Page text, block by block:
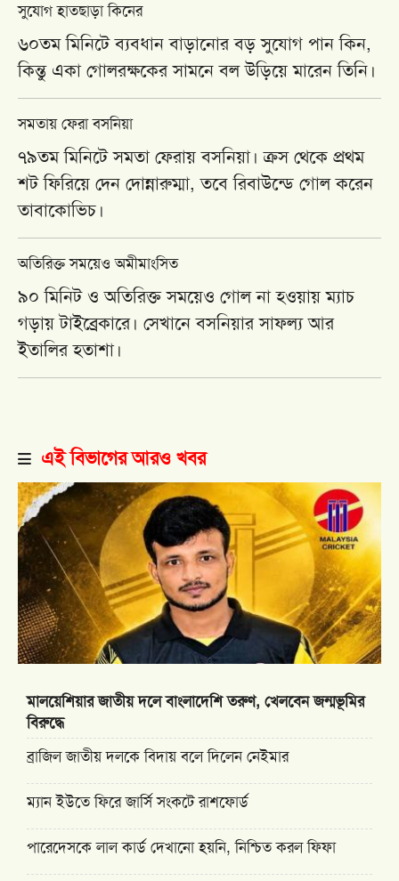
সুযোগ হাতছাড়া কিনের
৬০তম মিনিটে ব্যবধান বাড়ানোর বড় সুযোগ পান কিন,
কিন্তু একা গোলরক্ষকের সামনে বল উড়িয়ে মারেন তিনি।
সমতায় ফেরা বসনিয়া
৭৯তম মিনিটে সমতা ফেরায় বসনিয়া। ক্রস থেকে প্রথম
শট ফিরিয়ে দেন দোন্নারুম্মা, তবে রিবাউন্ডে গোল করেন
তাবাকোভিচ।
অতিরিক্ত সময়েও অমীমাংসিত
৯০ মিনিট ও অতিরিক্ত সময়েও গোল না হওয়ায় ম্যাচ
গড়ায় টাইব্রেকারে। সেখানে বসনিয়ার সাফল্য আর
ইতালির হতাশা।
এই বিভাগের আরও খবর
মালয়েশিয়ার জাতীয় দলে বাংলাদেশি তরুণ, খেলবেন জন্মভূমির
বিরুদ্ধে
ব্রাজিল জাতীয় দলকে বিদায় বলে দিলেন নেইমার
ম্যান ইউতে ফিরে জার্সি সংকটে রাশফোর্ড
পারেদেসকে লাল কার্ড দেখানো হয়নি, নিশ্চিত করল ফিফা